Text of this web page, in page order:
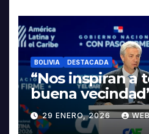
LITIO
BOLIVIA DESTACADA
“Nos inspiran a
buena
discurso del
Rodrigo Paz
29 ENERO, 2026